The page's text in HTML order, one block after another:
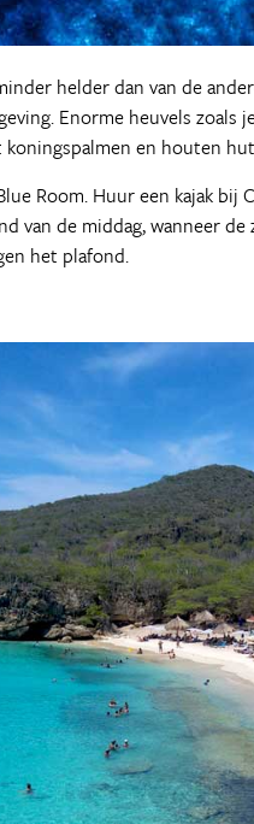
helder dan van de
Enorme heuvels zoals
en houten
Room. Huur een kajak
van de middag, wanneer
het plafond.